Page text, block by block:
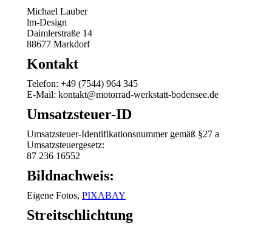
Michael Lauber
lm-Design
Daimlerstraße 14
88677 Markdorf
Kontakt
Telefon: +49 (7544) 964 345
E-Mail: kontakt@motorrad-werkstatt-bodensee.de
Umsatzsteuer-ID
Umsatzsteuer-Identifikationsnummer gemäß §27 a
Umsatzsteuergesetz:
87 236 16552
Bildnachweis:
Eigene Fotos, PIXABAY
Streitschlichtung